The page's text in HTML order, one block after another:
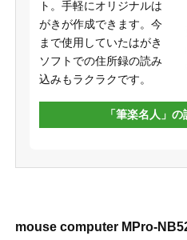
ト。手軽にオリジナルは
がきが作成できます。今
まで使用していたはがき
ソフトでの住所録の読み
込みもラクラクです。
「筆楽名人」
mouse computer MPro-